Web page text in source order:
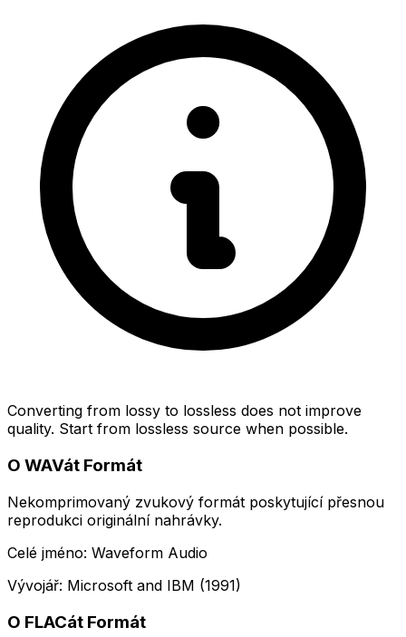
Converting from lossy to lossless does not improve
quality. Start from lossless source when possible.
O WAVát Formát
Nekomprimovaný zvukový formát poskytující přesnou
reprodukci originální nahrávky.
Celé jméno: Waveform Audio
Vývojář: Microsoft and IBM (1991)
O FLACát Formát